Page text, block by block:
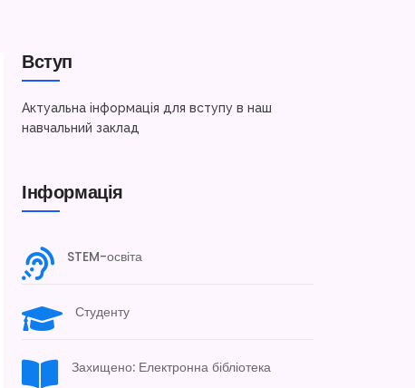
Вступ
Актуальна інформація для вступу в наш
навчальний заклад
Інформація
STEM-освіта
Студенту
Захищено: Електронна бібліотека